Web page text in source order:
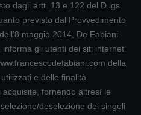
dagli artt. 13 e 122 del D.lgs
previsto dal Provvedimento
maggio 2014, De Fabiani
gli utenti dei siti internet
della
e delle finalità
fornendo altresì le
deselezione dei singoli